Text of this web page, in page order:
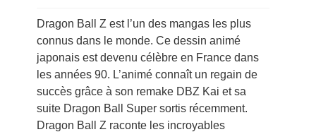
Dragon Ball Z est l’un des mangas les plus
connus dans le monde. Ce dessin animé
japonais est devenu célèbre en France dans
les années 90. L’animé connaît un regain de
succès grâce à son remake DBZ Kai et sa
suite Dragon Ball Super sortis récemment.
Dragon Ball Z raconte les incroyables